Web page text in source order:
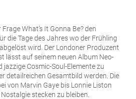
What’s It Gonna Be? den
die Tage des Jahres wo der Frühling
wird. Der Londoner Produzent
lässt auf seinem neuen Album Neo-
jazzige Cosmic-Soul-Elemente zu
detailreichen Gesamtbild werden. Die
von Marvin Gaye bis Lonnie Liston
stecken zu bleiben.